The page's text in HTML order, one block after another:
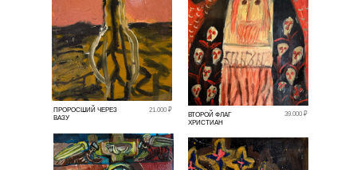
ПРОРОСШИЙ ЧЕРЕЗ
ВАЗУ
21.000 ₽
ВТОРОЙ ФЛАГ
ХРИСТИАН
39.000 ₽